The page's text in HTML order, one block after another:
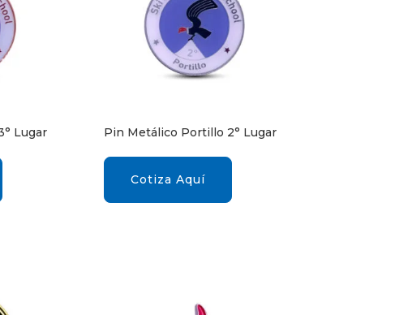
Lugar Pin Metálico Portillo 2° Lugar
Cotiza Aquí